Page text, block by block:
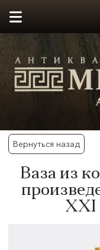
Вернуться назад
Ваза из
XXI